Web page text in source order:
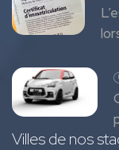
Villes de nos